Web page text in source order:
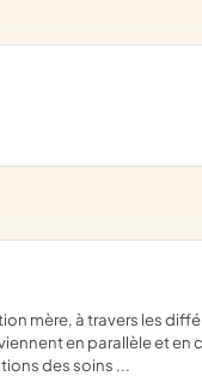
en parallèle et
des soins ...